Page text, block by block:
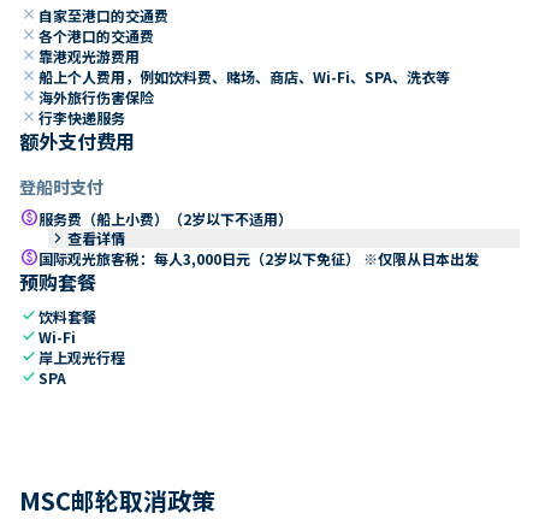
close 自家至港口的交通费
close 各个港口的交通费
close 靠港观光游费用
close 船上个人费用，例如饮料费、赌场、商店、Wi-Fi、SPA、洗衣等
close 海外旅行伤害保险
close 行李快递服务
额外支付费用
登船时支付
paid服务费（船上小费）（2岁以下不适用）
keyboard_arrow_right 查看详情
paid国际观光旅客税：每人3,000日元（2岁以下免征） ※仅限从日本出发
预购套餐
check饮料套餐
checkWi-Fi
check 岸上观光行程
checkSPA
MSC邮轮取消政策